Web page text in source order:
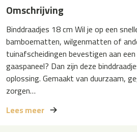
Omschrijving
Binddraadjes 18 cm Wil je op een
bamboematten, wilgenmatten of
tuinafscheidingen bevestigen aan
gaaspaneel? Dan zijn deze
oplossing. Gemaakt van duurzaam,
zorgen…
Lees meer